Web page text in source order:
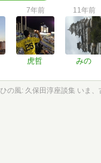
7年前
虎哲
11年前
みの
の風: 久保田淳座談集 いま、